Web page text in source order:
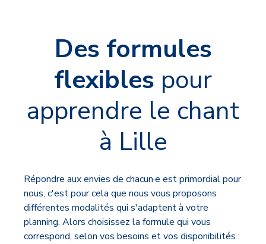
Des formules
flexibles pour
apprendre le chant
à Lille
Répondre aux envies de chacun·e est primordial pour
nous, c'est pour cela que nous vous proposons
différentes modalités qui s'adaptent à votre
planning. Alors choisissez la formule qui vous
correspond, selon vos besoins et vos disponibilités :